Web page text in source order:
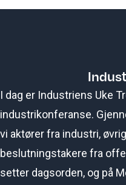
I dag er Industriens Uke
industrikonferanse.
vi aktører fra industri,
beslutningstakere fra
setter dagsorden, og på